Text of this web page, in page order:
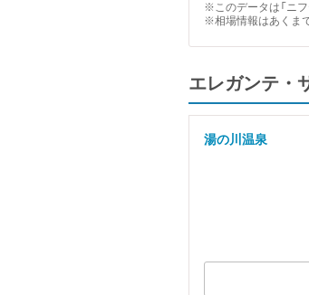
※このデータは「ニ
※相場情報はあくま
エレガンテ・
湯の川温泉